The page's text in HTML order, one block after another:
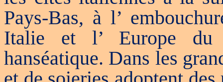
Pays-Bas, à l’
Italie et l’ Europe
hanséatique. Dans les